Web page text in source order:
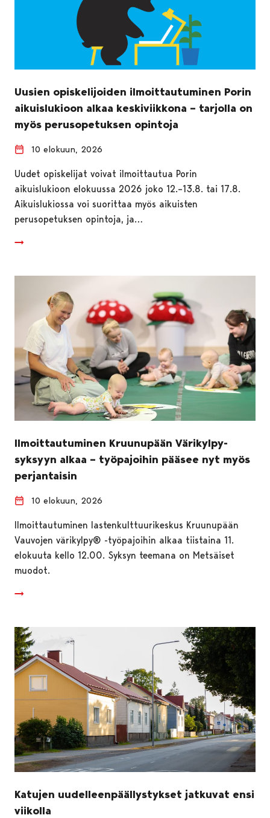
Uusien opiskelijoiden ilmoittautuminen Porin
aikuislukioon alkaa keskiviikkona – tarjolla on
myös perusopetuksen opintoja
10 elokuun, 2026
Uudet opiskelijat voivat ilmoittautua Porin
aikuislukioon elokuussa 2026 joko 12.–13.8. tai 17.8.
Aikuislukiossa voi suorittaa myös aikuisten
perusopetuksen opintoja, ja…
Ilmoittautuminen Kruunupään Värikylpy-
syksyyn alkaa – työpajoihin pääsee nyt myös
perjantaisin
10 elokuun, 2026
Ilmoittautuminen lastenkulttuurikeskus Kruunupään
Vauvojen värikylpy® -työpajoihin alkaa tiistaina 11.
elokuuta kello 12.00. Syksyn teemana on Metsäiset
muodot.
Katujen uudelleenpäällystykset jatkuvat ensi
viikolla